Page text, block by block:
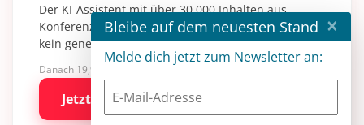
Der KI-Assistent mit über 30.000 Inhalten aus
Konferenzsessions, Fachartikeln und Tutorials –
kein generisches KI-Wissen.
Danach 19,90 €/Monat mit entwickler.de BASIC
Jetzt kostenlos testen
Bleibe auf dem neuesten Stand ×
Melde dich jetzt zum Newsletter an: